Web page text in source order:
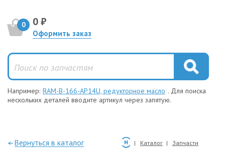
0 0 ₽
Оформить заказ
Например: RAM-B-166-AP14U, редукторное масло . Для поиска
нескольких деталей вводите артикул через запятую.
—Вернуться в каталог Каталог Запчасти